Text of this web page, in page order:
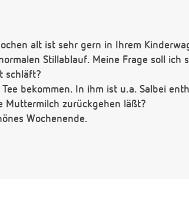
alt ist sehr gern in Ihrem
Stillablauf. Meine Frage soll ich
schläft?
bekommen. In ihm ist u.a. Salbei
Muttermilch zurückgehen läßt?
Wochenende.